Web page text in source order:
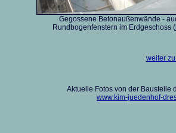
Gegossene Betonaußenwände -
Rundbogenfenstern im Erdgeschoss (
weiter
Aktuelle Fotos von der Baustelle
www.kim-juedenhof-